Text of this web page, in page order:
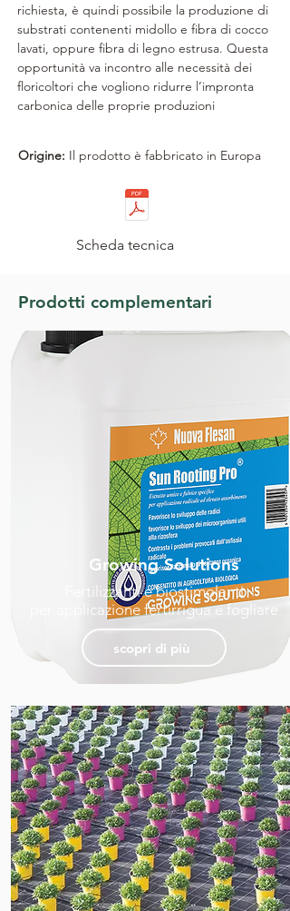
richiesta, è quindi possibile la produzione di
substrati contenenti midollo e fibra di cocco
lavati, oppure fibra di legno estrusa. Questa
opportunità va incontro alle necessità dei
floricoltori che vogliono ridurre l’impronta
carbonica delle proprie produzioni
Origine: Il prodotto è fabbricato in Europa
Scheda tecnica
Prodotti complementari
scopri di più
Fertilizzanti e biostimolanti
per applicazione fertirrigua e fogliare
Growing Solutions